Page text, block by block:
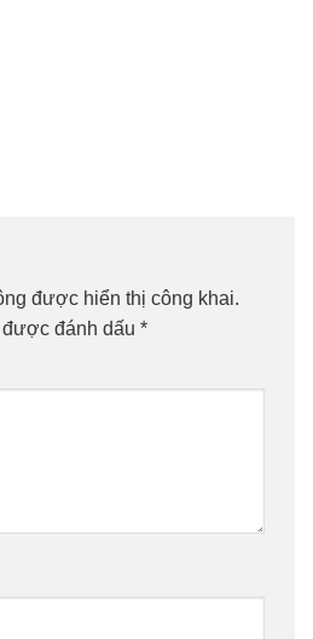
được hiển thị công khai.
đánh dấu *